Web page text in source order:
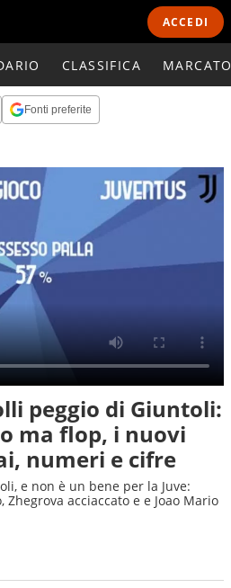
ACCEDI
CLASSIFICA
Fonti preferite
peggio di Giuntoli:
ma flop, i nuovi
numeri e cifre
e non è un bene per la Juve:
acciaccato e e Joao Mario